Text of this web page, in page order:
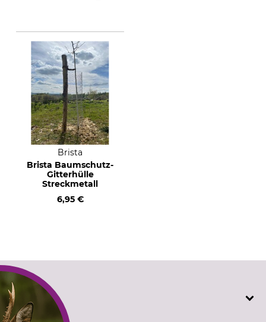
Brista
Brista Baumschutz-
Gitterhülle
Streckmetall
6,95 €
SERVICE